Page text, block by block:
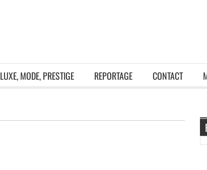
LUXE, MODE, PRESTIGE REPORTAGE CONTACT